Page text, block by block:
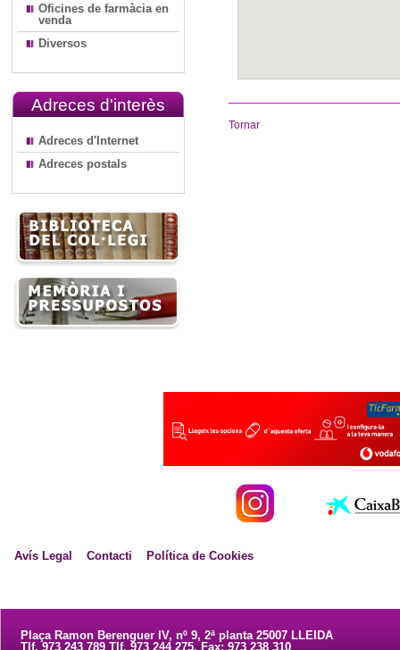
Oficines de farmàcia en
venda
Diversos
Adreces d'interès
Adreces d'Internet
Adreces postals
Tornar
Avís Legal Contacti Política de Cookies
Plaça Ramon Berenguer IV, nº 9, 2ª planta 25007 LLEIDA
Tlf. 973 243 789 Tlf. 973 244 275. Fax: 973 238 310